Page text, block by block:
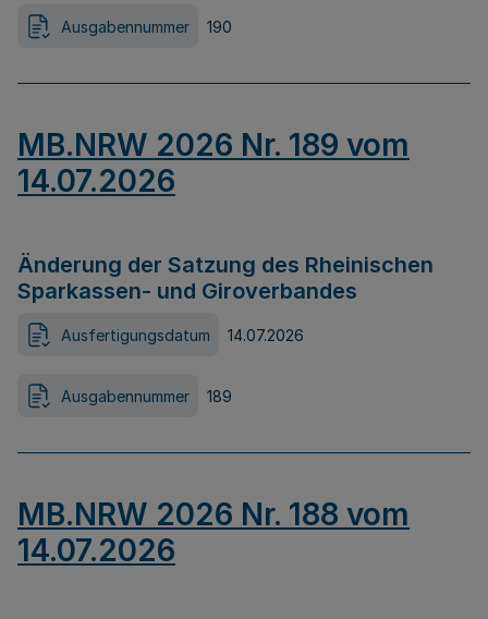
Ausgabennummer 190
MB.NRW 2026 Nr. 189 vom
14.07.2026
Änderung der Satzung des Rheinischen
Sparkassen- und Giroverbandes
Ausfertigungsdatum 14.07.2026
Ausgabennummer 189
MB.NRW 2026 Nr. 188 vom
14.07.2026